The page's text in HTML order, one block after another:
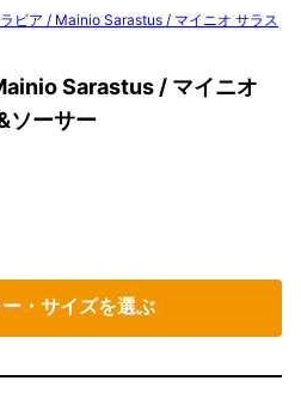
ビア / Mainio Sarastus / マイニオ サラス
Sarastus / マイニオ
ソーサー
ー・サイズを選ぶ